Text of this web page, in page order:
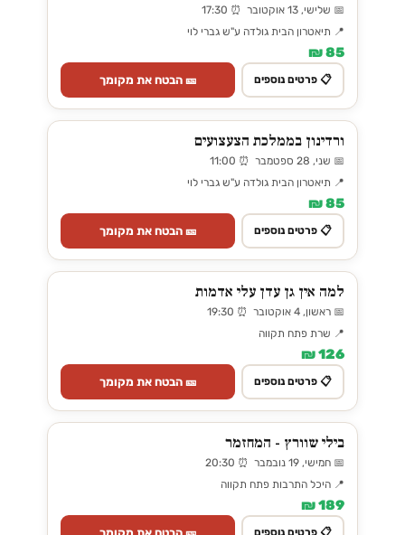
📅 שלישי, 13 אוקטובר ⏰ 17:30
📍 תיאטרון הבית גולדה ע"ש גברי לוי
85 ₪
📋 פרטים נוספים 🎫 הבטח את מקומך
ורדינון בממלכת הצעצועים
📅 שני, 28 ספטמבר ⏰ 11:00
📍 תיאטרון הבית גולדה ע"ש גברי לוי
85 ₪
📋 פרטים נוספים 🎫 הבטח את מקומך
למה אין גן עדן עלי אדמות
📅 ראשון, 4 אוקטובר ⏰ 19:30
📍 שרת פתח תקווה
126 ₪
📋 פרטים נוספים 🎫 הבטח את מקומך
בילי שוורץ - המחזמר
📅 חמישי, 19 נובמבר ⏰ 20:30
📍 היכל התרבות פתח תקווה
189 ₪